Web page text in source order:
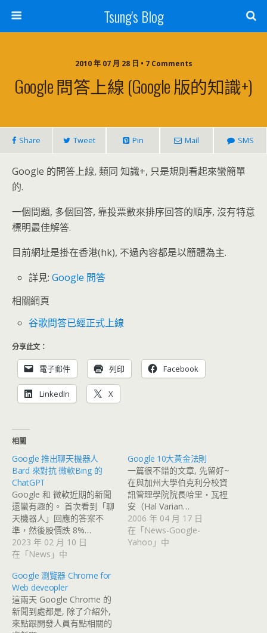
Tsung's Blog
2010 年 07 月 28 日 • 7 Comments
Google 問答上線 (Google 版的知識+)
Share Tweet Pin Mail SMS
Google 的問答上線, 類同 知識+, 只是規則看起來蠻簡單
的.
一個問題, 多個回答, 靠投票數來排序回答的順序, 沒有特意
標明最佳解答.
目前網址是掛在香港(hk), 不過內容都是以簡體為主.
詳見:Google 問答
相關網頁
谷歌問答已經正式上線
分享此文：
電子郵件 列印 Facebook
LinkedIn X
相關
Google 推出聊天機器人
Bard 來對抗 微軟Bing 的
ChatGPT
Google 和 微軟近期的新聞
還蠻有趣的。 首次看到「聊
天機器人」回應的答案不
準，然後股價跌 8%…
2023 年 02 月 10 日
在「News」中
Google 10大黃金法則
一篇很不錯的文章, 先留好~
在與加州大學伯克利分校資
訊管理學院院長哈里‧瓦裡
安（Hal Varian…
2006 年 04 月 17 日
在「News-Google-
Yahoo」中
Google 瀏覽器 Chrome for
Web deveopler
這兩天 Google Chrome 的
新聞到處都是, 除了介紹外,
來點跟開發人員有點相關的